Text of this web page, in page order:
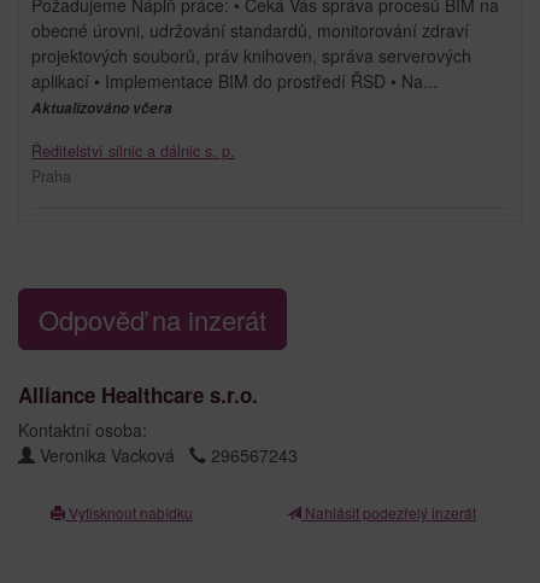
obecné úrovni, udržování standardů, monitorování zdraví
projektových souborů, práv knihoven, správa serverových
aplikací • Implementace BIM do prostředí ŘSD • Na...
Aktualizováno včera
Ředitelství silnic a dálnic s. p.
Praha
Odpověď na inzerát
Alliance Healthcare s.r.o.
Kontaktní osoba:
Veronika Vacková
296567243
Vytisknout nabídku Nahlásit podezřelý inzerát